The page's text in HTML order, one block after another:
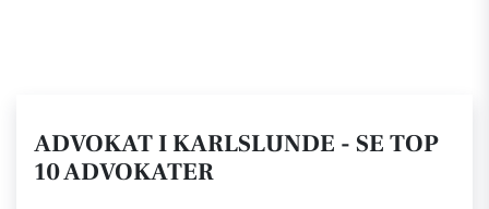
ADVOKAT I KARLSLUNDE - SE TOP
10 ADVOKATER